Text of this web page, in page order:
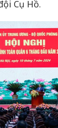
Cụ Hồ.